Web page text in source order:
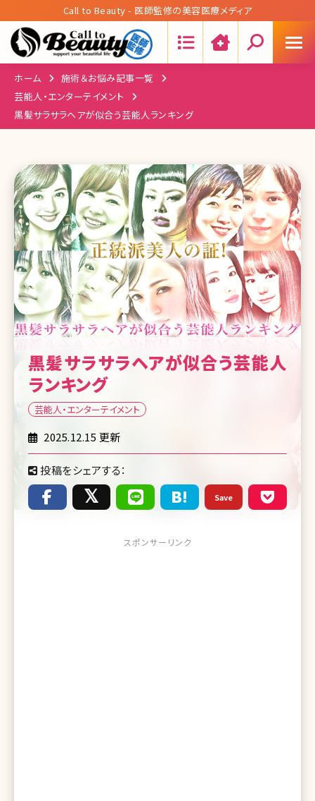
Call to Beauty - 医師監修の美容医療メディア
ホーム
施術＆お悩み記事一覧
芸能人・エンターテイメント
黒髪サラサラヘアが似合う芸能人ランキング
黒髪サラサラヘアが似合う芸能人
ランキング
芸能人・エンターテイメント
2025.12.15 更新
投稿をシェアする：
Save
スポンサーリンク